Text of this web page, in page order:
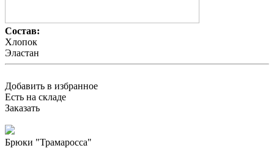
Состав:
Хлопок
Эластан
Добавить в избранное
Есть на складе
Заказать
Брюки "Трамаросса"